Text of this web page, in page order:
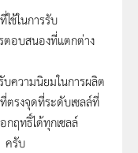
ใช้ในการรับ
ตอบสนองที่แตกต่าง
บความนิยมในการผลิต
ตรงจุดที่ระดับเซลล์ที่
กฤทธิ์ได้ทุกเซลล์
ครับ